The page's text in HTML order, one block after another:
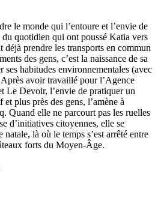
le monde qui l’entoure et l’envie de
du quotidien qui ont poussé Katia vers
prendre les transports en commun
des gens, c’est la naissance de sa
habitudes environnementales (avec
avoir travaillé pour l’Agence
Le Devoir, l’envie de pratiquer un
plus près des gens, l’amène à
Quand elle ne parcourt pas les ruelles
d’initiatives citoyennes, elle se
là où le temps s’est arrêté entre
forts du Moyen-Âge.